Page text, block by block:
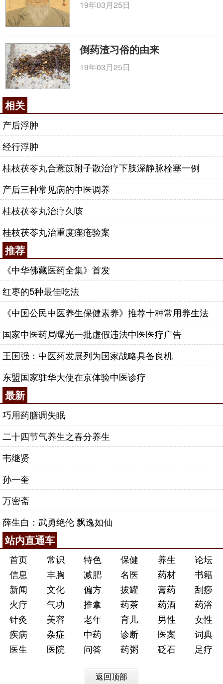
19年03月25日
倒药渣习俗的由来
19年03月25日
相关
产后浮肿
经行浮肿
桂枝茯苓丸合薏苡附子散治疗下肢深静脉栓塞一例
产后三种常见病的中医调养
桂枝茯苓丸治疗久咳
桂枝茯苓丸治重度痤疮验案
推荐
《中华佛藏医药全集》首发
红枣的5种最佳吃法
《中国公民中医养生保健素养》推荐十种常用养生法
国家中医药局曝光一批虚假违法中医医疗广告
王国强：中医药发展列为国家战略具备良机
东盟国家驻华大使在京体验中医诊疗
最新
巧用药膳调失眠
二十四节气养生之春分养生
韦继贤
孙一奎
万密斋
薛生白：武勇绝伦 飘逸如仙
站内直通车
首页 常识 特色 保健 养生
论坛
信息
丰胸 减肥 名医 药材
书籍
新闻
文化 偏方 拔罐 膏药
刮痧
火疗
气功 推拿 药茶 药酒
药浴
针灸
美容 老年 育儿 男性
女性
疾病
杂症 中药 诊断 医案
词典
医生
医院 问答 药粥 砭石 足疗
返回顶部